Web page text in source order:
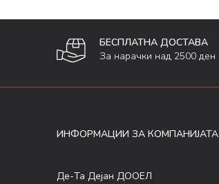
БЕСПЛАТНА ДОСТАВА
За нарачки над 2500 ден
ИНФОРМАЦИИ ЗА КОМПАНИЈАТА
Де-Та Дејан ДООЕЛ